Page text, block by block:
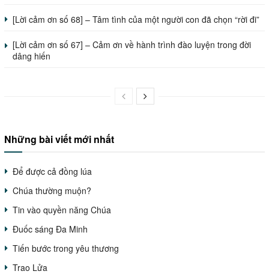
[Lời cảm ơn số 68] – Tâm tình của một người con đã chọn “rời đi”
[Lời cảm ơn số 67] – Cảm ơn về hành trình đào luyện trong đời
dâng hiến
Những bài viết mới nhất
Để được cả đồng lúa
Chúa thường muộn?
Tin vào quyền năng Chúa
Đuốc sáng Đa Minh
Tiến bước trong yêu thương
Trao Lửa